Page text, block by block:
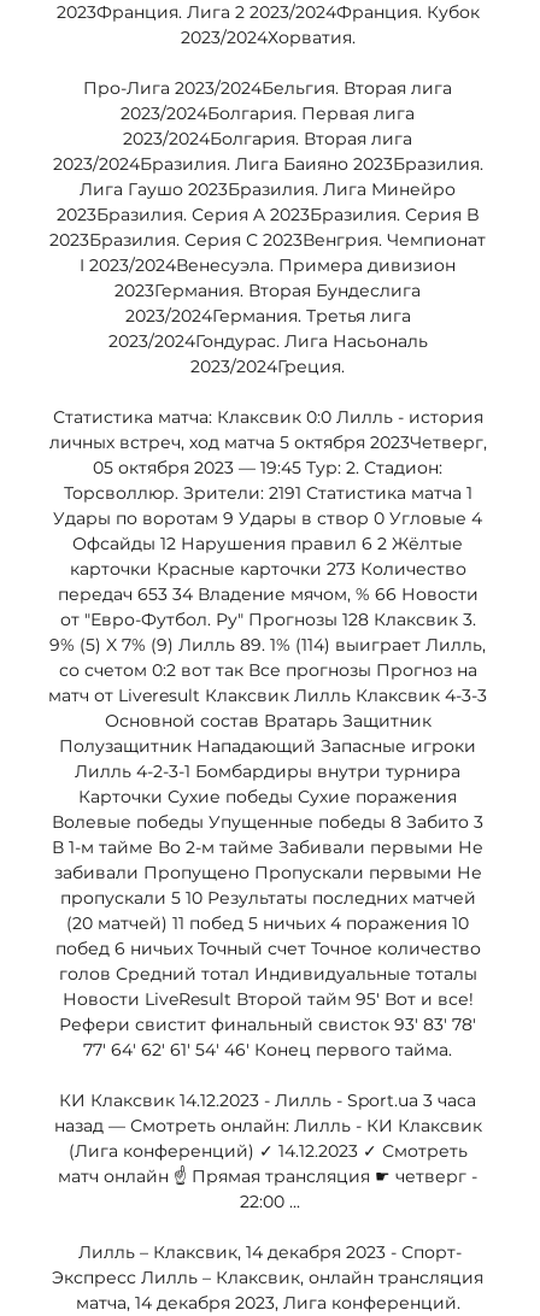
2023Франция. Лига 2 2023/2024Франция. Кубок
2023/2024Хорватия.
Про-Лига 2023/2024Бельгия. Вторая лига
2023/2024Болгария. Первая лига
2023/2024Болгария. Вторая лига
2023/2024Бразилия. Лига Баияно 2023Бразилия.
Лига Гаушо 2023Бразилия. Лига Минейро
2023Бразилия. Серия A 2023Бразилия. Серия B
2023Бразилия. Серия С 2023Венгрия. Чемпионат
I 2023/2024Венесуэла. Примера дивизион
2023Германия. Вторая Бундеслига
2023/2024Германия. Третья лига
2023/2024Гондурас. Лига Насьональ
2023/2024Греция.
Статистика матча: Клаксвик 0:0 Лилль - история
личных встреч, ход матча 5 октября 2023Четверг,
05 октября 2023 — 19:45 Тур: 2. Стадион:
Торсволлюр. Зрители: 2191 Статистика матча 1
Удары по воротам 9 Удары в створ 0 Угловые 4
Офсайды 12 Нарушения правил 6 2 Жёлтые
карточки Красные карточки 273 Количество
передач 653 34 Владение мячом, % 66 Новости
от "Евро-Футбол. Ру" Прогнозы 128 Клаксвик 3.
9% (5) X 7% (9) Лилль 89. 1% (114) выиграет Лилль,
со счетом 0:2 вот так Все прогнозы Прогноз на
матч от Liveresult Клаксвик Лилль Клаксвик 4-3-3
Основной состав Вратарь Защитник
Полузащитник Нападающий Запасные игроки
Лилль 4-2-3-1 Бомбардиры внутри турнира
Карточки Сухие победы Сухие поражения
Волевые победы Упущенные победы 8 Забито 3
В 1-м тайме Во 2-м тайме Забивали первыми Не
забивали Пропущено Пропускали первыми Не
пропускали 5 10 Результаты последних матчей
(20 матчей) 11 побед 5 ничьих 4 поражения 10
побед 6 ничьих Точный счет Точное количество
голов Средний тотал Индивидуальные тоталы
Новости LiveResult Второй тайм 95' Вот и все!
Рефери свистит финальный свисток 93' 83' 78'
77' 64' 62' 61' 54' 46' Конец первого тайма.
КИ Клаксвик 14.12.2023 - Лилль - Sport.ua 3 часа
назад — Смотреть онлайн: Лилль - КИ Клаксвик
(Лига конференций) ✓️ 14.12.2023 ✓️ Смотреть
матч онлайн ☝ Прямая трансляция ☛ четверг -
22:00 ...
Лилль – Клаксвик, 14 декабря 2023 - Спорт-
Экспресс Лилль – Клаксвик, онлайн трансляция
матча, 14 декабря 2023, Лига конференций.